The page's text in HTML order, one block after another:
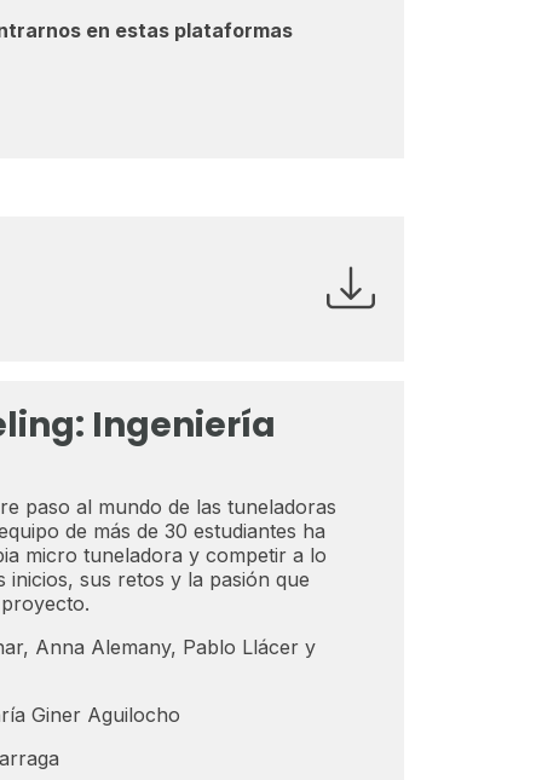
en estas plataformas
Ingeniería
paso al mundo de las tuneladoras
de más de 30 estudiantes ha
micro tuneladora y competir a lo
inicios, sus retos y la pasión que
Anna Alemany, Pablo Llácer y
Giner Aguilocho